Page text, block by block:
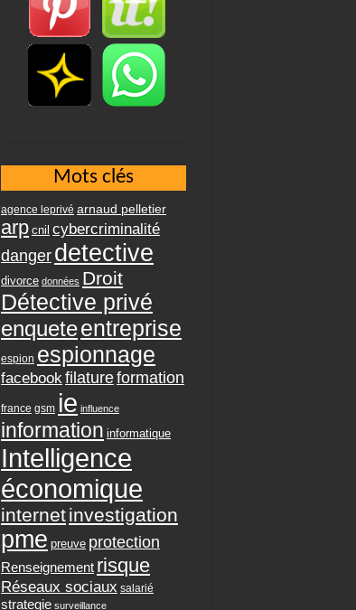
Mots clés
agence leprivé arnaud pelletier
arp cnil cybercriminalité
danger detective
divorce données Droit
Détective privé
enqueteentreprise
espion espionnage
facebookfilatureformation
france gsm ie influence
information informatique
Intelligence
économique
internetinvestigation
pme preuve protection
Renseignement risque
Réseaux sociaux salarié
strategie surveillance